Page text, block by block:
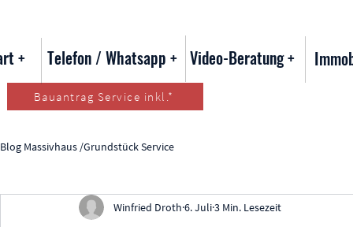
Bauantrag Service inkl.*
+ Telefon / Whatsapp + Video-Beratung +
Blog Massivhaus /Grundstück Service
Winfried Droth 6. Juli3 Min. Lesezeit